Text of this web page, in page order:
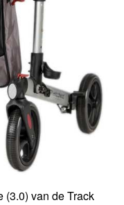
(3.0) van de Track